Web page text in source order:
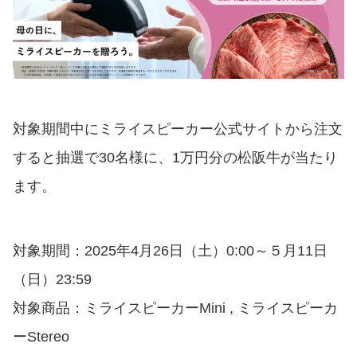
対象期間中にミライスピーカー公式サイトから注文
すると抽選で30名様に、1万円分の松阪牛が当たり
ます。
対象期間：2025年4月26日（土）0:00～５月11日
（日）23:59
対象商品：ミライスピーカーMini , ミライスピーカ
ーStereo